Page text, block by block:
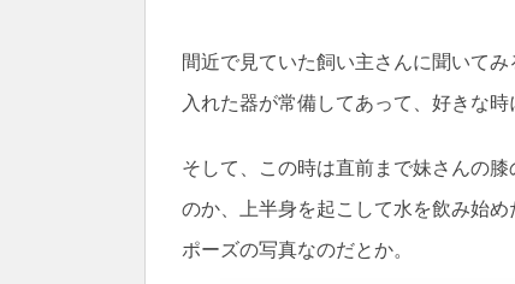
間近で見ていた飼い主さんに聞いて
入れた器が常備してあって、好きな
そして、この時は直前まで妹さんの
のか、上半身を起こして水を飲み始
ポーズの写真なのだとか。